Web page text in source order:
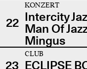
22
KONZERT
Intercity
Man Of
Mingus
23
CLUB
ECLIPSE